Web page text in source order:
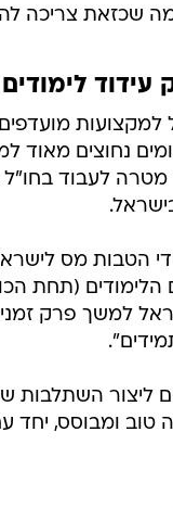
שכזאת צריכה
נחוצים מאוד
מטרה לעבוד
הטבות מס
הלימודים (תחת
למשך פרק
ליצור השתלבות
טוב ומבוסס, יחד